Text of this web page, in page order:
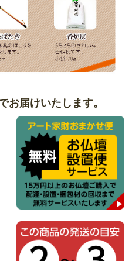
お届けいたします。